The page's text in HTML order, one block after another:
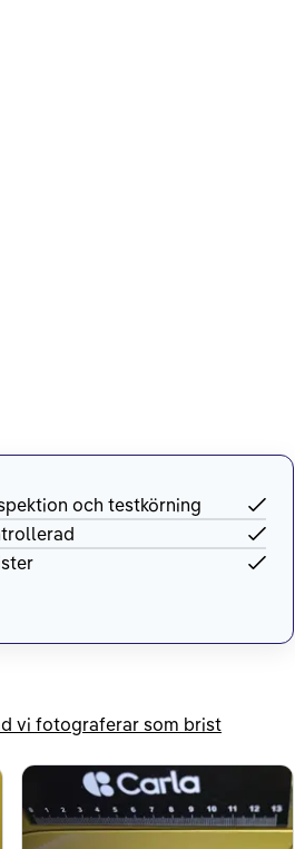
och testkörning
vi fotograferar som brist